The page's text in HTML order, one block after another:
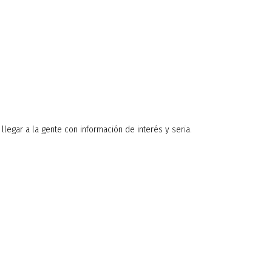
a la gente con información de interés y seria.